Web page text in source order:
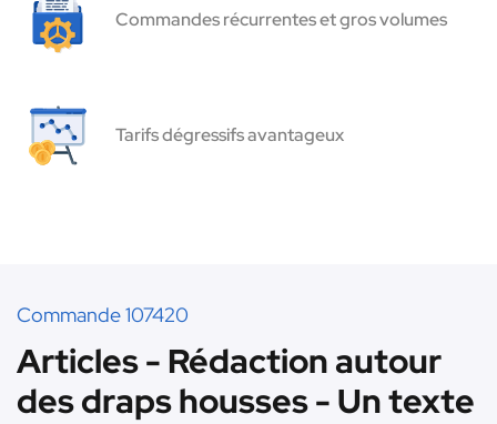
Commandes récurrentes et gros volumes
Tarifs dégressifs avantageux
Commande 107420
Articles - Rédaction autour
des draps housses - Un texte